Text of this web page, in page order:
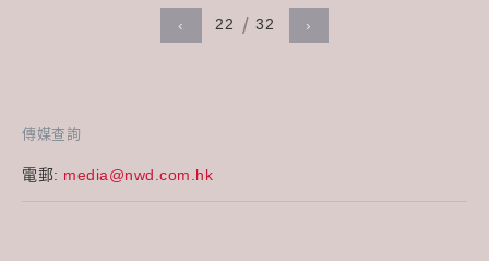
傳媒查詢
電郵: media@nwd.com.hk
‹ 22 32 ›